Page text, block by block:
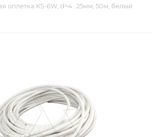
оплетка KS-6W, d=4…25мм, 50м, белый